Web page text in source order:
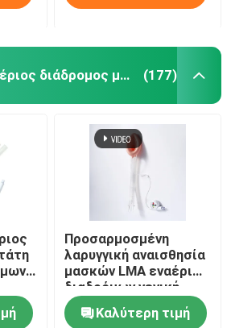
Λαρυγγικός εναέριος διάδρομος μασκών (177)
Προσαρμοσμένη
λαρυγγική αναισθησία
μασκών LMA εναέριων
διαδρόμων γενική
Καλύτερη τιμή